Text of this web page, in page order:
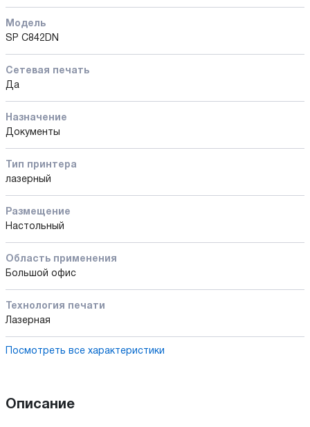
Модель
SP C842DN
Сетевая печать
Да
Назначение
Документы
Тип принтера
лазерный
Размещение
Настольный
Область применения
Большой офис
Технология печати
Лазерная
Посмотреть все характеристики
Описание